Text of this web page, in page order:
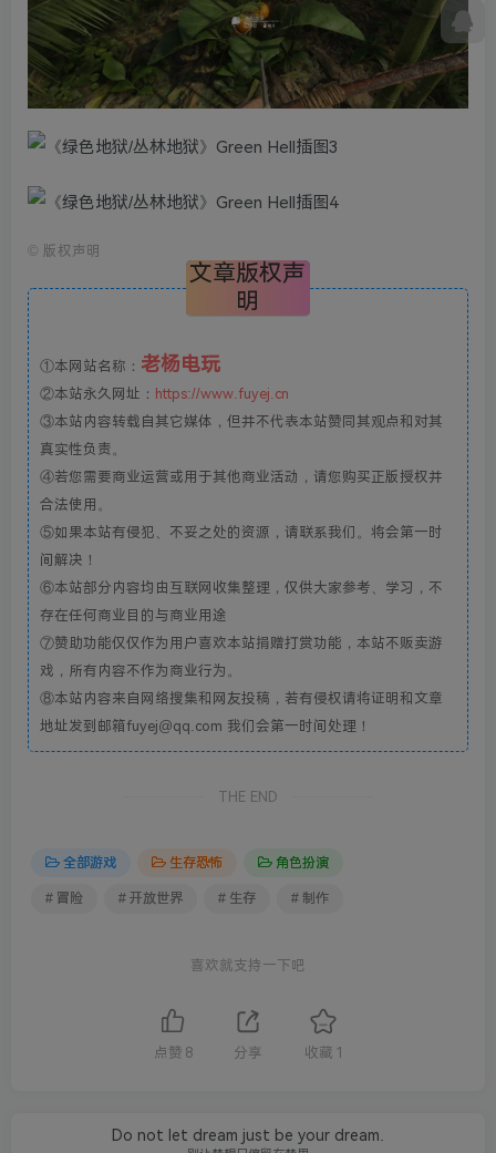
© 版权声明
文章版权声
明
①本网站名称： 老杨电玩
②本站永久网址： https://www.fuyej.cn
③本站内容转载自其它媒体，但并不代表本站赞同其观点和对其
真实性负责。
④若您需要商业运营或用于其他商业活动，请您购买正版授权并
合法使用。
⑤如果本站有侵犯、不妥之处的资源，请联系我们。将会第一时
间解决！
⑥本站部分内容均由互联网收集整理，仅供大家参考、学习，不
存在任何商业目的与商业用途
⑦赞助功能仅仅作为用户喜欢本站捐赠打赏功能，本站不贩卖游
戏，所有内容不作为商业行为。
⑧本站内容来自网络搜集和网友投稿，若有侵权请将证明和文章
地址发到邮箱fuyej@qq.com 我们会第一时间处理！
THE END
全部游戏 生存恐怖 角色扮演
# 冒险 # 开放世界 # 生存 # 制作
喜欢就支持一下吧
点赞 8 分享 收藏 1
Do not let dream just be your dream.